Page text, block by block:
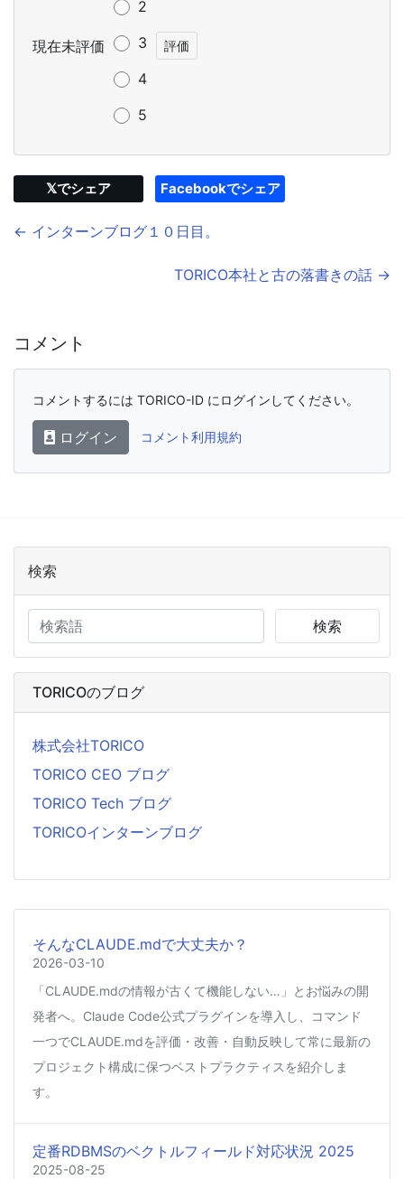
現在未評価
2
3
4
5
𝕏でシェア Facebookでシェア
← インターンブログ１０日目。
TORICO本社と古の落書きの話 →
コメント
コメントするには TORICO-ID にログインしてください。
ログイン コメント利用規約
検索
検索
TORICOのブログ
株式会社TORICO
TORICO CEO ブログ
TORICO Tech ブログ
TORICOインターンブログ
そんなCLAUDE.mdで大丈夫か？
2026-03-10
「CLAUDE.mdの情報が古くて機能しない…」とお悩みの開
発者へ。Claude Code公式プラグインを導入し、コマンド
一つでCLAUDE.mdを評価・改善・自動反映して常に最新の
プロジェクト構成に保つベストプラクティスを紹介しま
す。
定番RDBMSのベクトルフィールド対応状況 2025
2025-08-25